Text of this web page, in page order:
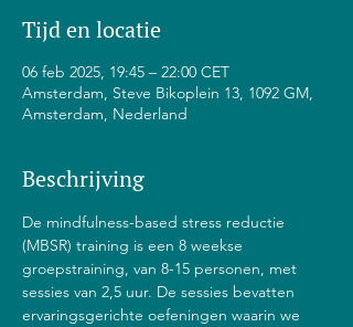
Tijd en locatie
06 feb 2025, 19:45 – 22:00 CET
Amsterdam, Steve Bikoplein 13, 1092 GM,
Amsterdam, Nederland
Beschrijving
De mindfulness-based stress reductie
(MBSR) training is een 8 weekse
groepstraining, van 8-15 personen, met
sessies van 2,5 uur. De sessies bevatten
ervaringsgerichte oefeningen waarin we